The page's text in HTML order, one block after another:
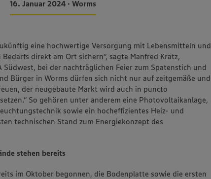
16. Januar 2024 • Worms
eine hochwertige Versorgung mit Lebensmitteln und
direkt am Ort sichern“, sagte Manfred Kratz,
Südwest, bei der nachträglichen Feier zum Spatenstich und
Bürger in Worms dürfen sich nicht nur auf zeitgemäße und
der neugebaute Markt wird auch in puncto
So gehören unter anderem eine Photovoltaikanlage,
sowie ein hocheffizientes Heiz- und
technischen Stand zum Energiekonzept des
stehen bereits
im Oktober begonnen, die Bodenplatte sowie die ersten